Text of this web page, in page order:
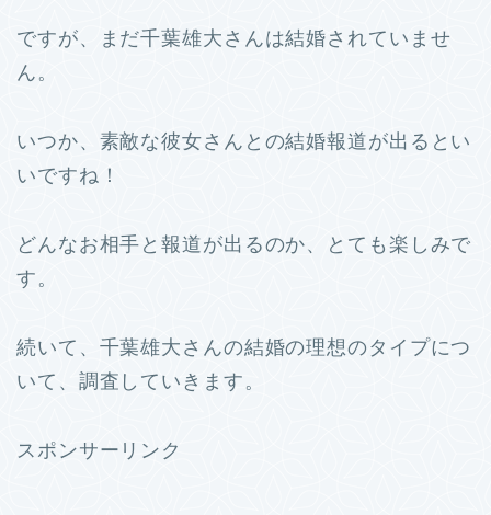
ですが、まだ千葉雄大さんは結婚されていませ
ん。
いつか、素敵な彼女さんとの結婚報道が出るとい
いですね！
どんなお相手と報道が出るのか、とても楽しみで
す。
続いて、千葉雄大さんの結婚の理想のタイプにつ
いて、調査していきます。
スポンサーリンク